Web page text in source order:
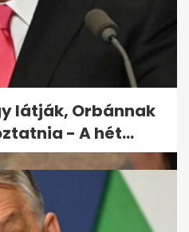
TV: a
szerint a
vitte...
látják, Orbánnak
- A hét...